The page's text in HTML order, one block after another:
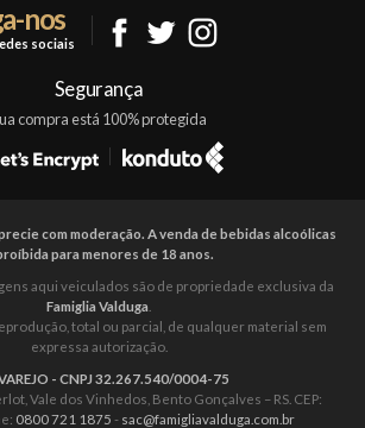
nos
sociais
Segurança
compra está 100% protegida
com moderação. A venda de bebidas alcoólicas
para menores de 18 anos.
aqui veiculados são de propriedade exclusiva da
Famiglia Valduga
total ou parcial, de qualquer material sem
expressa autorização.
- CNPJ 32.267.540/0004-75
Vale dos Vinhedos, Bento Gonçalves – RS. CEP:
0800 721 1875 - sac@famigliavalduga.com.br